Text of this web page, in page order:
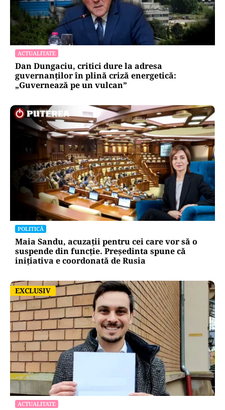
ACTUALITATE
Dan Dungaciu, critici dure la adresa
guvernanților în plină criză energetică:
„Guvernează pe un vulcan”
POLITICĂ
Maia Sandu, acuzații pentru cei care vor să o
suspende din funcție. Președinta spune că
inițiativa e coordonată de Rusia
EXCLUSIV
EXCLUSIV
ACTUALITATE